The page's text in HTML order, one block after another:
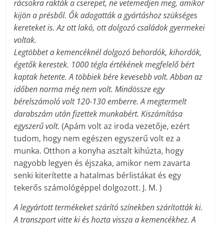
rácsokra rakták a cserepet, ne vetemedjen meg, amikor
kijön a présből. Ők adogatták a gyártáshoz szükséges
kereteket is. Az ott lakó, ott dolgozó családok gyermekei
voltak.
Legtöbbet a kemencéknél dolgozó behordók, kihordók,
égetők kerestek. 1000 tégla értékének megfelelő bért
kaptak hetente. A többiek bére kevesebb volt. Abban az
időben norma még nem volt. Mindössze egy
bérelszámoló volt 120-130 emberre. A megtermelt
darabszám után fizettek munkabért. Kiszámítása
egyszerű volt.(Apám volt az iroda vezetője, ezért
tudom, hogy nem egészen egyszerű volt ez a
munka. Otthon a konyha asztalt kihúzta, hogy
nagyobb legyen és éjszaka, amikor nem zavarta
senki kiterítette a hatalmas bérlistákat és egy
tekerős számológéppel dolgozott. J. M. )
A legyártott termékeket szárító színekben szárították ki.
A transzport vitte ki és hozta vissza a kemencékhez. A